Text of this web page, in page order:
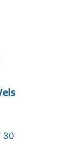
30